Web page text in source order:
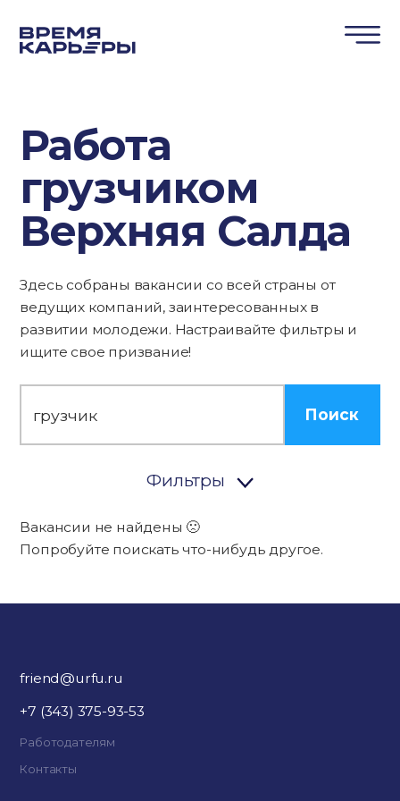
Работа
грузчиком
Верхняя Салда
Здесь собраны вакансии со всей страны от
ведущих компаний, заинтересованных в
развитии молодежи. Настраивайте фильтры и
ищите свое призвание!
Поиск
Фильтры
Вакансии не найдены 🙁
Попробуйте поискать что-нибудь другое.
friend@urfu.ru
+7 (343) 375-93-53
Работодателям
Контакты